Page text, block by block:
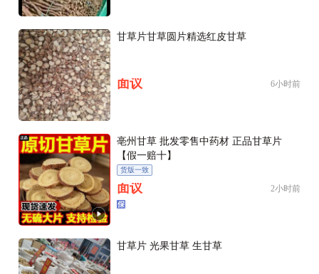
甘草片甘草圆片精选红皮甘草
面议 6小时前
亳州甘草 批发零售中药材 正品甘草片
【假一赔十】
货版一致
面议 2小时前
甘草片 光果甘草 生甘草